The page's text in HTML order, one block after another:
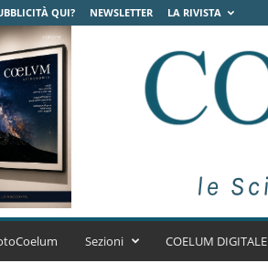
QUI? NEWSLETTER LA RIVISTA
C
Sezioni COELUM DIGITALE